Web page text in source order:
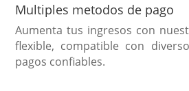
Multiples metodos de pago
Aumenta tus ingresos con
flexible, compatible con
pagos confiables.